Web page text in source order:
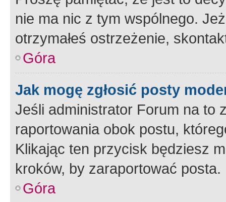
nie ma nic z tym wspólnego.
otrzymałeś ostrzeżenie,
Góra
Jak mogę zgłosić posty
Jeśli administrator Forum na to
raportowania obok postu,
Klikając ten przycisk będziesz
kroków, by zaraportować posta.
Góra